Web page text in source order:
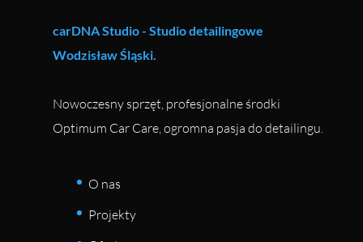
carDNA Studio - Studio detailingowe
Wodzisław Śląski.
Nowoczesny sprzęt, profesjonalne środki
Optimum Car Care, ogromna pasja do detailingu.
O nas
Projekty